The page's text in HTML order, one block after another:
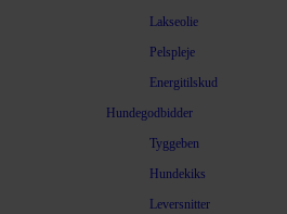
Lakseolie
Pelspleje
Energitilskud
Hundegodbidder
Tyggeben
Hundekiks
Leversnitter